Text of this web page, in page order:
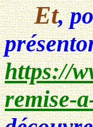
Et,
https://
remise-